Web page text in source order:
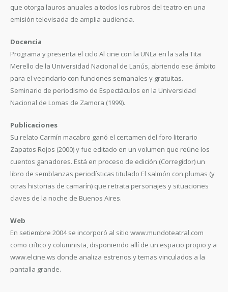
que otorga lauros anuales a todos los rubros del teatro en una
emisión televisada de amplia audiencia.
Docencia
Programa y presenta el ciclo Al cine con la UNLa en la sala Tita
Merello de la Universidad Nacional de Lanús, abriendo ese ámbito
para el vecindario con funciones semanales y gratuitas.
Seminario de periodismo de Espectáculos en la Universidad
Nacional de Lomas de Zamora (1999).
Publicaciones
Su relato Carmín macabro ganó el certamen del foro literario
Zapatos Rojos (2000) y fue editado en un volumen que reúne los
cuentos ganadores. Está en proceso de edición (Corregidor) un
libro de semblanzas periodísticas titulado El salmón con plumas (y
otras historias de camarín) que retrata personajes y situaciones
claves de la noche de Buenos Aires.
Web
En setiembre 2004 se incorporó al sitio www.mundoteatral.com
como crítico y columnista, disponiendo allí de un espacio propio y a
www.elcine.ws donde analiza estrenos y temas vinculados a la
pantalla grande.